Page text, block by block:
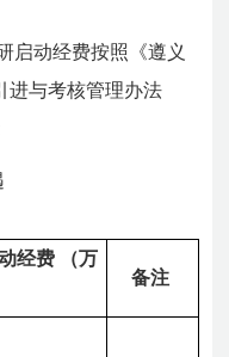
启动经费按照《遵义
进与考核管理办法
经费
（万
备注